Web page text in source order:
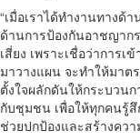
“เมื่อเราได้ทำงานทาง
ด้านการป้องกันอาชญาก
เสี่ยง เพราะเชื่อว่าการ
มาวางแผน จะทำให้มา
ตั้งใจผลักดันให้กระบวน
กับชุมชน เพื่อให้ทุกคนรู้สึ
ช่วยปกป้องและสร้างคว